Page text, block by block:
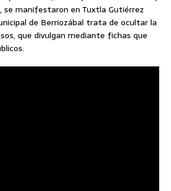
se manifestaron en Tuxtla Gutiérrez
de Berriozábal trata de ocultar la
que divulgan mediante fichas que